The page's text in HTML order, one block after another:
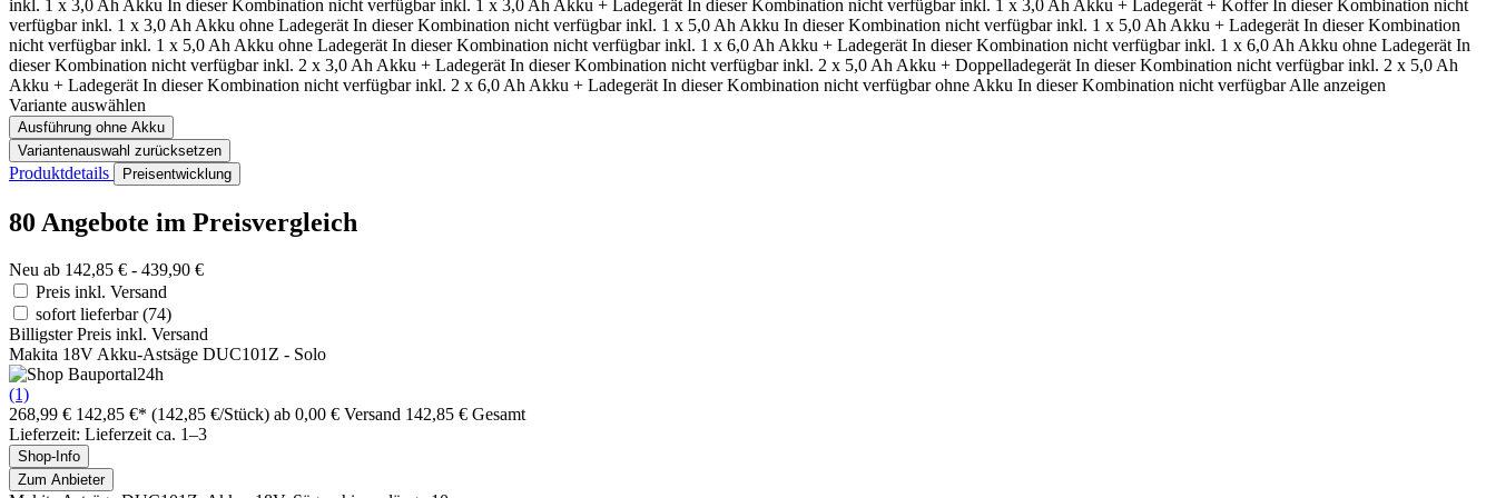
inkl. 1 x 3,0 Ah Akku In dieser Kombination nicht verfügbar inkl. 1 x 3,0 Ah Akku + Ladegerät In dieser Kombination nicht verfügbar inkl. 1 x 3,0 Ah Akku + Ladegerät + Koffer In dieser Kombination nicht
verfügbar inkl. 1 x 3,0 Ah Akku ohne Ladegerät In dieser Kombination nicht verfügbar inkl. 1 x 5,0 Ah Akku In dieser Kombination nicht verfügbar inkl. 1 x 5,0 Ah Akku + Ladegerät In dieser Kombination
nicht verfügbar inkl. 1 x 5,0 Ah Akku ohne Ladegerät In dieser Kombination nicht verfügbar inkl. 1 x 6,0 Ah Akku + Ladegerät In dieser Kombination nicht verfügbar inkl. 1 x 6,0 Ah Akku ohne Ladegerät In
dieser Kombination nicht verfügbar inkl. 2 x 3,0 Ah Akku + Ladegerät In dieser Kombination nicht verfügbar inkl. 2 x 5,0 Ah Akku + Doppelladegerät In dieser Kombination nicht verfügbar inkl. 2 x 5,0 Ah
Akku + Ladegerät In dieser Kombination nicht verfügbar inkl. 2 x 6,0 Ah Akku + Ladegerät In dieser Kombination nicht verfügbar ohne Akku In dieser Kombination nicht verfügbar Alle anzeigen
Variante auswählen
Ausführung ohne Akku
Variantenauswahl zurücksetzen
Produktdetails Preisentwicklung
80 Angebote im Preisvergleich
Neu ab 142,85 € - 439,90 €
Preis inkl. Versand
sofort lieferbar(74)
Billigster Preis inkl. Versand
Makita 18V Akku-Astsäge DUC101Z - Solo
(1)
268,99 € 142,85 €* (142,85 €/Stück) ab 0,00 € Versand 142,85 € Gesamt
Lieferzeit: Lieferzeit ca. 1–3
Shop-Info
Zum Anbieter